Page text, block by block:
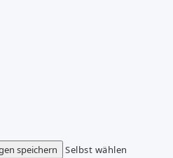
speichern
Selbst wählen